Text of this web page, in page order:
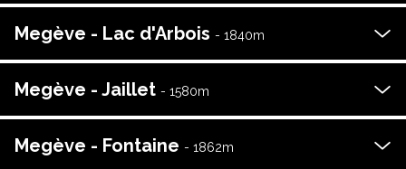
Megève - Lac d'Arbois - 1840m
Megève - Jaillet - 1580m
Megève - Fontaine - 1862m